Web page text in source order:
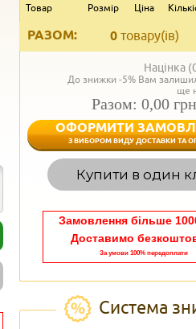
Товар Розмір Ціна
РАЗОМ: 0 товару(ів)
Націнка
До знижки -5% Вам
ще
Разом: 0,00 грн
ОФОРМИТИ
З ВИБОРОМ ВИДУ ДОСТАВКИ ТА
Купити в один
Замовлення більше
Доставимо
За умови 100% передоплати
Система